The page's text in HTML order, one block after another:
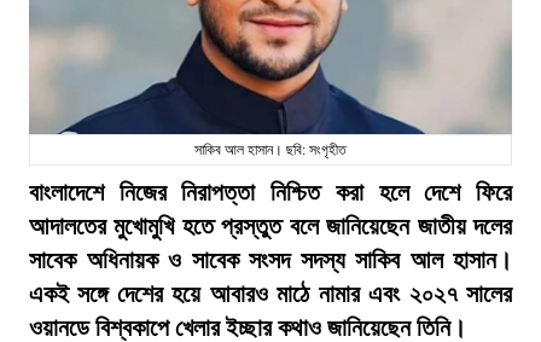
সাকিব আল হাসান। ছবি: সংগৃহীত
বাংলাদেশে নিজের নিরাপত্তা নিশ্চিত করা হলে দেশে ফিরে
আদালতের মুখোমুখি হতে প্রস্তুত বলে জানিয়েছেন জাতীয় দলের
সাবেক অধিনায়ক ও সাবেক সংসদ সদস্য সাকিব আল হাসান।
একই সঙ্গে দেশের হয়ে আবারও মাঠে নামার এবং ২০২৭ সালের
ওয়ানডে বিশ্বকাপে খেলার ইচ্ছার কথাও জানিয়েছেন তিনি।